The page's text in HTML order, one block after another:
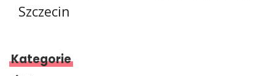
Szczecin
Kategorie